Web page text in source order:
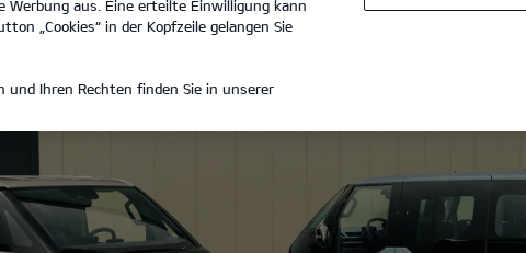
aus. Eine erteilte Einwilligung kann
„Cookies“ in der Kopfzeile gelangen Sie
Ihren Rechten finden Sie in unserer